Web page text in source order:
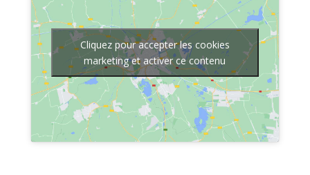
Cliquez pour accepter les cookies
marketing et activer ce contenu